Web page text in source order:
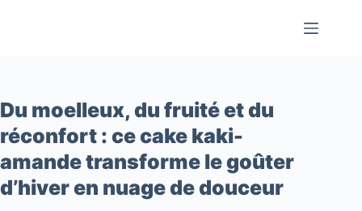
Du moelleux, du fruité et du
réconfort : ce cake kaki-
amande transforme le goûter
d’hiver en nuage de douceur